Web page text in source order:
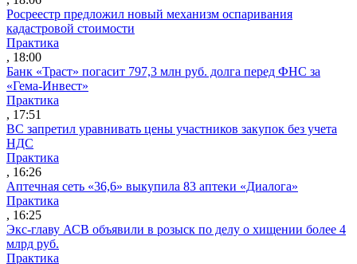
Росреестр предложил новый механизм оспаривания
кадастровой стоимости
Практика
, 18:00
Банк «Траст» погасит 797,3 млн руб. долга перед ФНС за
«Гема-Инвест»
Практика
, 17:51
ВС запретил уравнивать цены участников закупок без учета
НДС
Практика
, 16:26
Аптечная сеть «36,6» выкупила 83 аптеки «Диалога»
Практика
, 16:25
Экс-главу АСВ объявили в розыск по делу о хищении более 4
млрд руб.
Практика